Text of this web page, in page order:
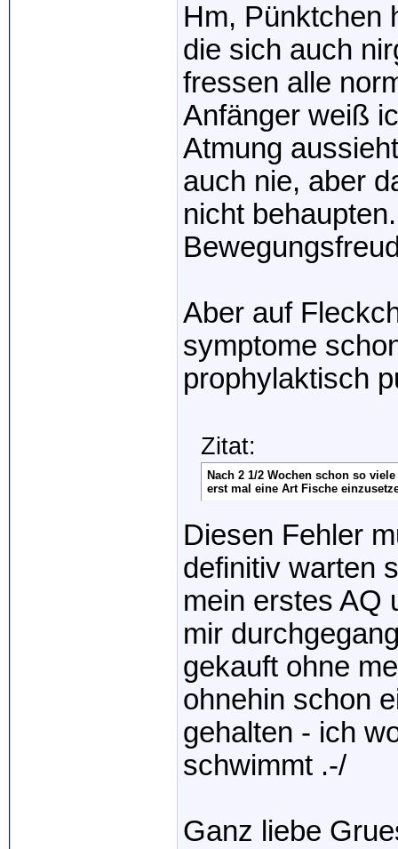
Hm, Pünktchen
die sich auch
fressen alle
Anfänger weiß
Atmung
auch nie, aber
nicht
Aber auf
symptome
prophylaktisch
Zitat:
Nach 2 1/2 Wochen schon so
erst mal eine Art Fische
Diesen Fehler
definitiv warten
mein erstes AQ
mir
gekauft ohne
ohnehin schon
gehalten - ich
schwimmt .-/
Ganz liebe